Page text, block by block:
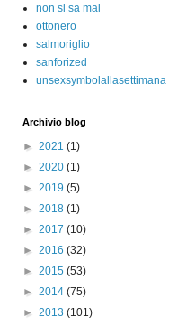
non si sa mai
ottonero
salmoriglio
sanforized
unsexsymbolallasettimana
Archivio blog
► 2021 (1)
► 2020 (1)
► 2019 (5)
► 2018 (1)
► 2017 (10)
► 2016 (32)
► 2015 (53)
► 2014 (75)
► 2013 (101)